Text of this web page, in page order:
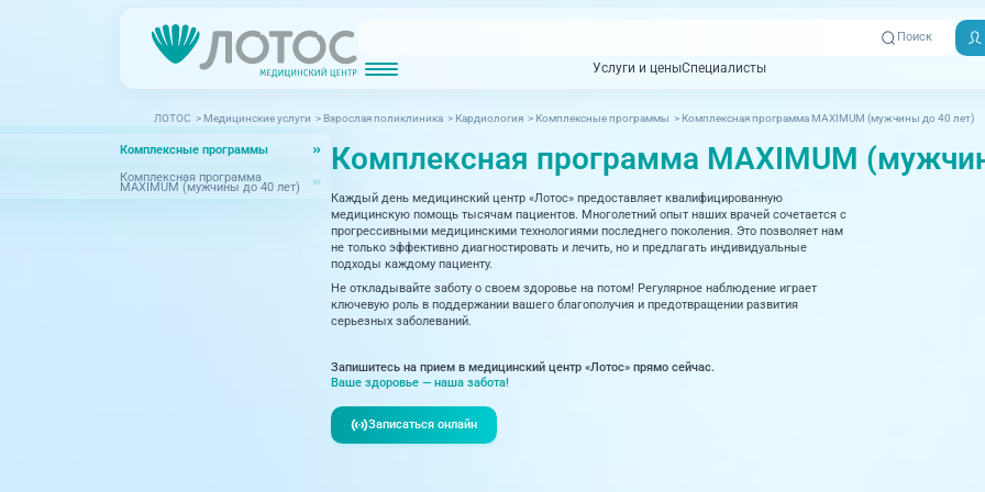
Поиск
Услуги и ценыСпециалисты
Вызвать
скорую
ЛОТОС > Медицинские услуги > Взрослая поликлиника > Кардиология > Комплексные программы > Комплексная программа MAXIMUM (мужчины до 40 лет)
Комплексные программы
Комплексная программа
MAXIMUM (мужчины до 40 лет)
Комплексная программа MAXIMUM
Каждый день медицинский центр «Лотос» предоставляет квалифицированную
медицинскую помощь тысячам пациентов. Многолетний опыт наших врачей сочетается с
прогрессивными медицинскими технологиями последнего поколения. Это позволяет нам
не только эффективно диагностировать и лечить, но и предлагать индивидуальные
подходы каждому пациенту.
Не откладывайте заботу о своем здоровье на потом! Регулярное наблюдение играет
ключевую роль в поддержании вашего благополучия и предотвращении развития
серьезных заболеваний.
Запишитесь на прием в медицинский центр «Лотос» прямо сейчас.
Ваше здоровье — наша забота!
Записаться онлайн
Акции
ПревентэйджПациентам
МРТ (Магнитно-резонансная томография)КТ (Компьютерная томография)УЗИ (Ультразвуковая диагностика) Превентэйдж
Дерматовенерология
Интегративная медицина
Инфекционный кабинет
Кардиология
Неврология, рефлексотерапия
Онкология, маммология
Оториноларингология
Офтальмология
Проктология